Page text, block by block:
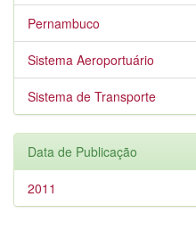
Pernambuco
Sistema Aeroportuário
Sistema de Transporte
Data de Publicação
2011